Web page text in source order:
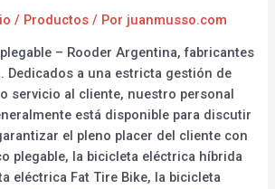
/ Productos / Por juanmusso.com
– Rooder Argentina, fabricantes
Dedicados a una estricta gestión de
servicio al cliente, nuestro personal
está disponible para discutir
el pleno placer del cliente con
plegable, la bicicleta eléctrica híbrida
eléctrica Fat Tire Bike, la bicicleta